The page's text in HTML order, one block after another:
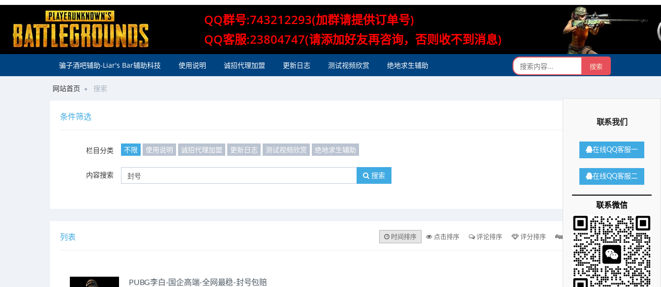
QQ群号:743212293(加群请提供订单号)
QQ客服:23804747(请添加好友再咨询，否则收不到消息)
骗子酒吧辅助-Liar's Bar辅助科技 使用说明 诚招代理加盟 更新日志 测试视频欣赏 绝地求生辅助
联系我们
在线QQ客服一
在线QQ客服二
联系微信
网站首页 搜索
条件筛选
栏目分类 不限 使用说明 诚招代理加盟 更新日志 测试视频欣赏 绝地求生辅助
内容搜索 搜索
列表 时间排序 点击排序 评论排序 评分排序 支持量排序
PUBG李白-国企高端-全网最稳-封号包赔